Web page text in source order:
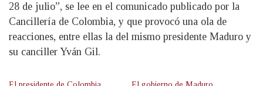
28 de julio”, se lee en el comunicado publicado por la
Cancillería de Colombia, y que provocó una ola de
reacciones, entre ellas la del mismo presidente Maduro y
su canciller Yván Gil.